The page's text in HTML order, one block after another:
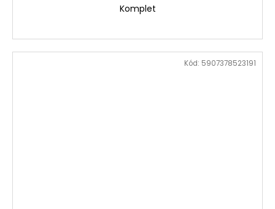
Komplet
Kód: 5907378523191